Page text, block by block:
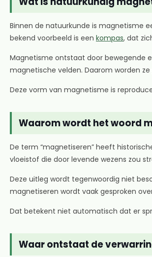
Binnen de natuurkunde is magnetisme
bekend voorbeeld is een kompas, dat
Magnetisme ontstaat door bewegende
magnetische velden. Daarom worden
Deze vorm van magnetisme is
Waarom wordt het woord
De term “magnetiseren” heeft
vloeistof die door levende wezens zou
Deze uitleg wordt tegenwoordig niet
magnetiseren wordt vaak gesproken
Dat betekent niet automatisch dat er
Waar ontstaat de